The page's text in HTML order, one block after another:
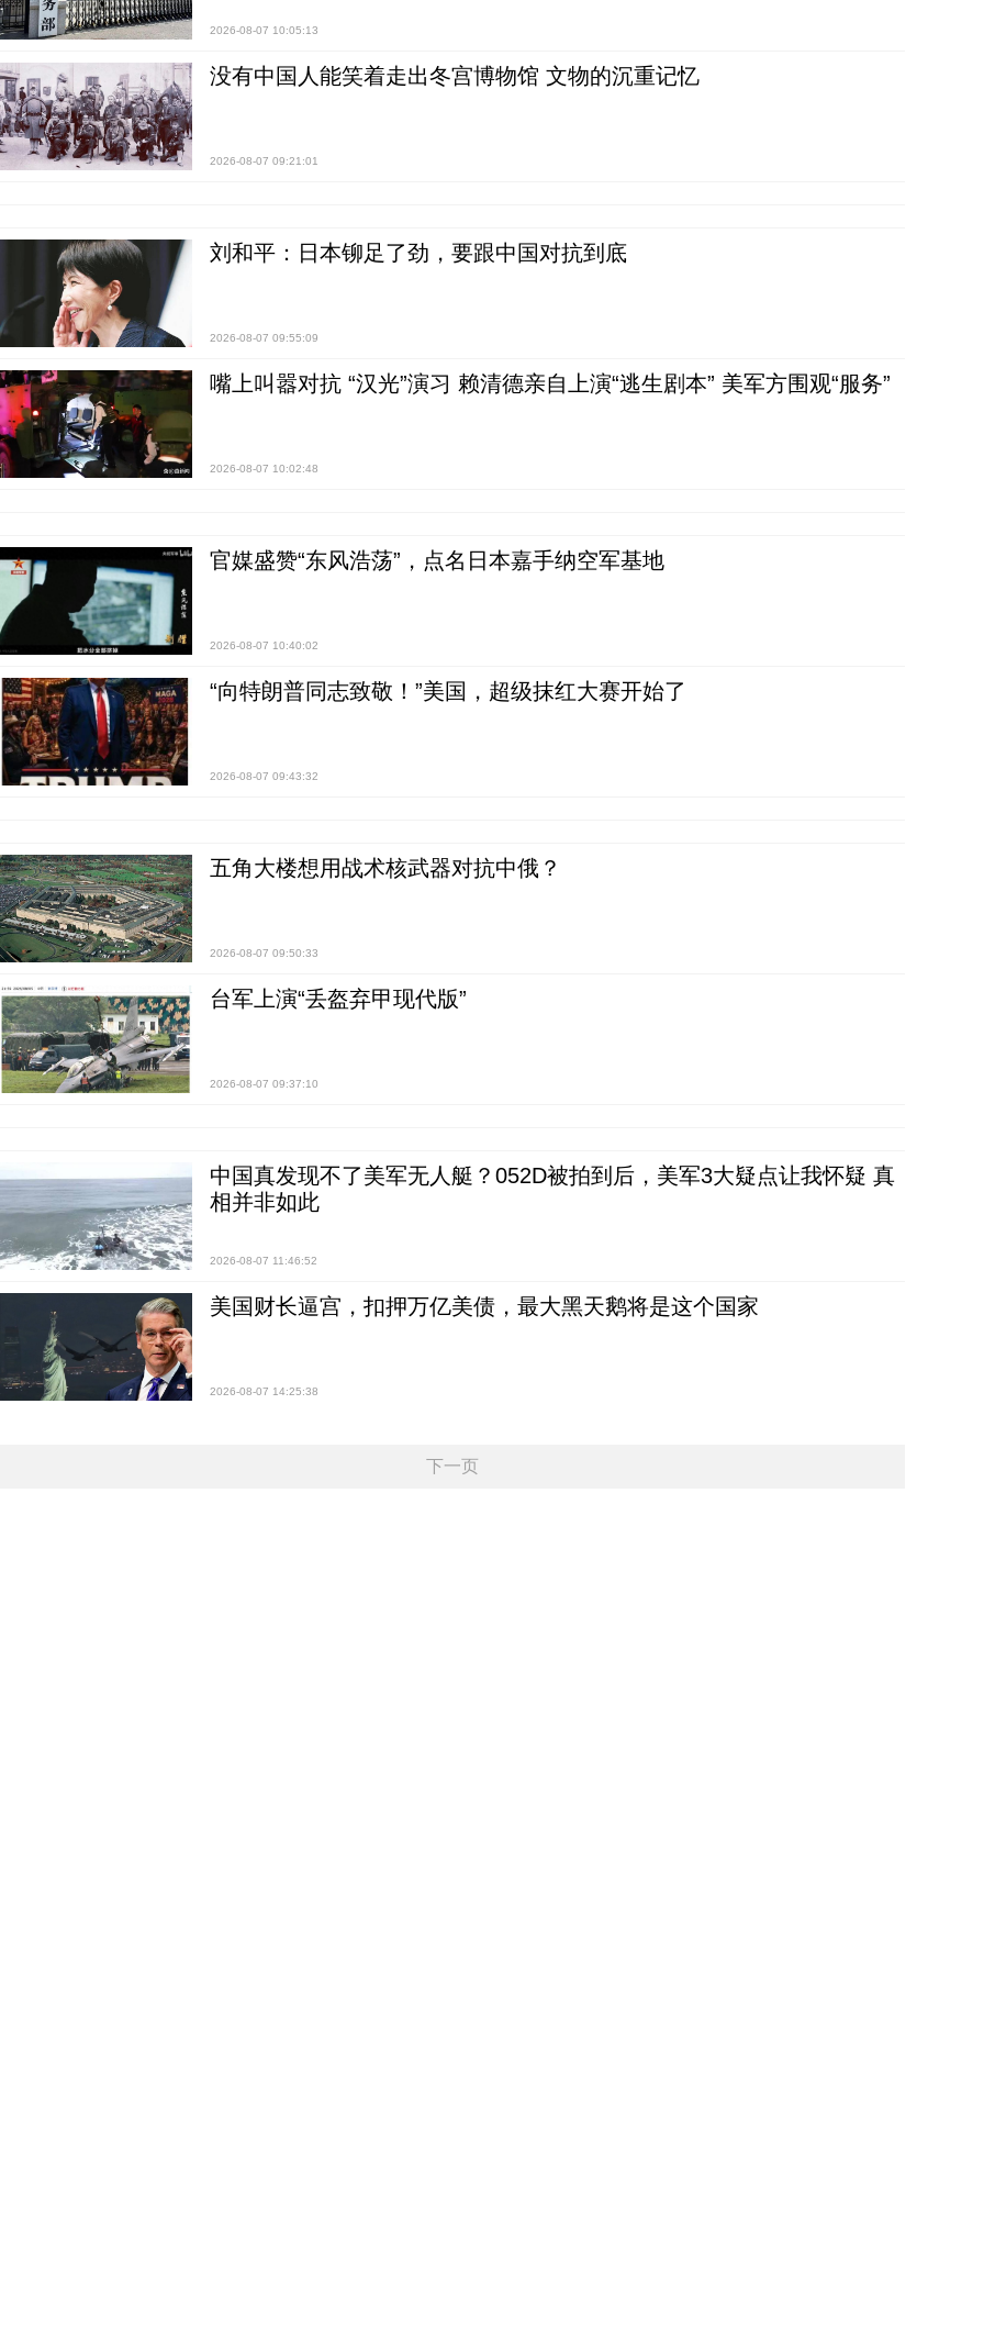
2026-08-07 10:05:13
没有中国人能笑着走出冬宫博物馆 文物的沉重记忆
2026-08-07 09:21:01
刘和平：日本铆足了劲，要跟中国对抗到底
2026-08-07 09:55:09
嘴上叫嚣对抗 “汉光”演习 赖清德亲自上演“逃生剧本” 美军方围观“服务”
2026-08-07 10:02:48
官媒盛赞“东风浩荡”，点名日本嘉手纳空军基地
2026-08-07 10:40:02
“向特朗普同志致敬！”美国，超级抹红大赛开始了
2026-08-07 09:43:32
五角大楼想用战术核武器对抗中俄？
2026-08-07 09:50:33
台军上演“丢盔弃甲现代版”
2026-08-07 09:37:10
中国真发现不了美军无人艇？052D被拍到后，美军3大疑点让我怀疑 真
相并非如此
2026-08-07 11:46:52
美国财长逼宫，扣押万亿美债，最大黑天鹅将是这个国家
2026-08-07 14:25:38
下一页